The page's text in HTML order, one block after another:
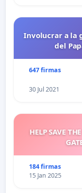
Involucrar a la
del
647 firmas
30 Jul 2021
HELP SAVE
184 firmas
15 Jan 2025